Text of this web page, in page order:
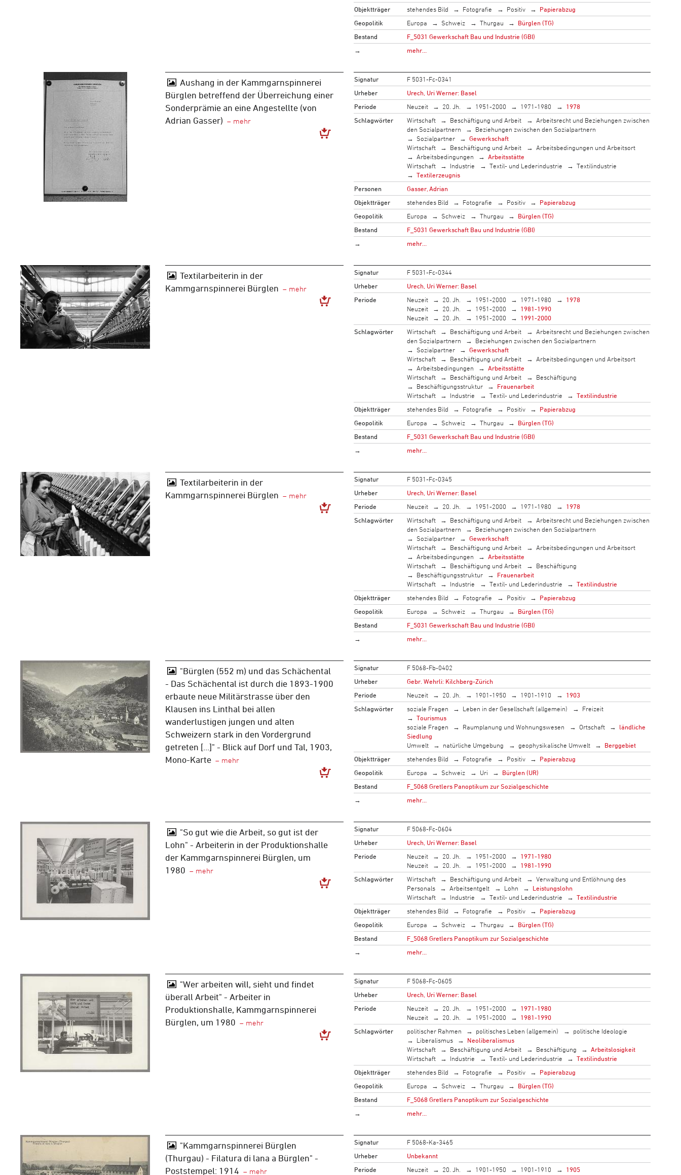
Objektträger
stehendes Bild Fotografie Positiv
Papierabzug
Geopolitik
Europa Schweiz Thurgau
Bürglen (TG)
Bestand
F_5031 Gewerkschaft Bau und Industrie (GBI)
→
mehr…
Aushang in der Kammgarnspinnerei
Bürglen betreffend der Überreichung einer
Sonderprämie an eine Angestellte (von
Adrian Gasser)
Signatur
F 5031-Fc-0341
Urheber
Urech, Uri Werner: Basel
Periode
Neuzeit 20. Jh. 1951-2000 1971-1980
1978
Schlagwörter
Wirtschaft Beschäftigung und Arbeit
Arbeitsrecht und Beziehungen zwischen
den Sozialpartnern
Beziehungen zwischen den Sozialpartnern
Sozialpartner
Gewerkschaft
Wirtschaft
Beschäftigung und Arbeit
Arbeitsbedingungen und Arbeitsort
Arbeitsbedingungen
Arbeitsstätte
Wirtschaft
Industrie Textil- und Lederindustrie
Textilindustrie
Textilerzeugnis
Personen
Gasser, Adrian
Objektträger
stehendes Bild Fotografie Positiv
Papierabzug
Geopolitik
Europa Schweiz Thurgau
Bürglen (TG)
Bestand
F_5031 Gewerkschaft Bau und Industrie (GBI)
→
mehr…
Textilarbeiterin in der
Kammgarnspinnerei Bürglen
Signatur
F 5031-Fc-0344
Urheber
Urech, Uri Werner: Basel
Periode
Neuzeit 20. Jh. 1951-2000 1971-1980
1978
Neuzeit
20. Jh. 1951-2000
1981-1990
Neuzeit
20. Jh. 1951-2000
1991-2000
Schlagwörter
Wirtschaft Beschäftigung und Arbeit
Arbeitsrecht und Beziehungen zwischen
den Sozialpartnern
Beziehungen zwischen den Sozialpartnern
Sozialpartner
Gewerkschaft
Wirtschaft
Beschäftigung und Arbeit
Arbeitsbedingungen und Arbeitsort
Arbeitsbedingungen
Arbeitsstätte
Wirtschaft
Beschäftigung und Arbeit
Beschäftigung
Beschäftigungsstruktur
Frauenarbeit
Wirtschaft
Industrie Textil- und Lederindustrie
Textilindustrie
Objektträger
stehendes Bild Fotografie Positiv
Papierabzug
Geopolitik
Europa Schweiz Thurgau
Bürglen (TG)
Bestand
F_5031 Gewerkschaft Bau und Industrie (GBI)
→
mehr…
Textilarbeiterin in der
Kammgarnspinnerei Bürglen
Signatur
F 5031-Fc-0345
Urheber
Urech, Uri Werner: Basel
Periode
Neuzeit 20. Jh. 1951-2000 1971-1980
1978
Schlagwörter
Wirtschaft Beschäftigung und Arbeit
Arbeitsrecht und Beziehungen zwischen
den Sozialpartnern
Beziehungen zwischen den Sozialpartnern
Sozialpartner
Gewerkschaft
Wirtschaft
Beschäftigung und Arbeit
Arbeitsbedingungen und Arbeitsort
Arbeitsbedingungen
Arbeitsstätte
Wirtschaft
Beschäftigung und Arbeit
Beschäftigung
Beschäftigungsstruktur
Frauenarbeit
Wirtschaft
Industrie Textil- und Lederindustrie
Textilindustrie
Objektträger
stehendes Bild Fotografie Positiv
Papierabzug
Geopolitik
Europa Schweiz Thurgau
Bürglen (TG)
Bestand
F_5031 Gewerkschaft Bau und Industrie (GBI)
→
mehr…
"Bürglen (552 m) und das Schächental
- Das Schächental ist durch die 1893-1900
erbaute neue Militärstrasse über den
Klausen ins Linthal bei allen
wanderlustigen jungen und alten
Schweizern stark in den Vordergrund
getreten [...]" - Blick auf Dorf und Tal, 1903,
Mono-Karte
Signatur
F 5068-Fb-0402
Urheber
Gebr. Wehrli: Kilchberg-Zürich
Periode
Neuzeit 20. Jh. 1901-1950 1901-1910
1903
Schlagwörter
soziale Fragen Leben in der Gesellschaft (allgemein)
Freizeit
Tourismus
soziale Fragen
Raumplanung und Wohnungswesen Ortschaft
ländliche
Siedlung
Umwelt
natürliche Umgebung geophysikalische Umwelt
Berggebiet
Objektträger
stehendes Bild Fotografie Positiv
Papierabzug
Geopolitik
Europa Schweiz Uri
Bürglen (UR)
Bestand
F_5068 Gretlers Panoptikum zur Sozialgeschichte
→
mehr…
"So gut wie die Arbeit, so gut ist der
Lohn" - Arbeiterin in der Produktionshalle
der Kammgarnspinnerei Bürglen, um
1980
Signatur
F 5068-Fc-0604
Urheber
Urech, Uri Werner: Basel
Periode
Neuzeit 20. Jh. 1951-2000
1971-1980
Neuzeit
20. Jh. 1951-2000
1981-1990
Schlagwörter
Wirtschaft Beschäftigung und Arbeit
Verwaltung und Entlöhnung des
Personals
Arbeitsentgelt Lohn
Leistungslohn
Wirtschaft
Industrie Textil- und Lederindustrie
Textilindustrie
Objektträger
stehendes Bild Fotografie Positiv
Papierabzug
Geopolitik
Europa Schweiz Thurgau
Bürglen (TG)
Bestand
F_5068 Gretlers Panoptikum zur Sozialgeschichte
→
mehr…
"Wer arbeiten will, sieht und findet
überall Arbeit" - Arbeiter in
Produktionshalle, Kammgarnspinnerei
Bürglen, um 1980
Signatur
F 5068-Fc-0605
Urheber
Urech, Uri Werner: Basel
Periode
Neuzeit 20. Jh. 1951-2000
1971-1980
Neuzeit
20. Jh. 1951-2000
1981-1990
Schlagwörter
politischer Rahmen politisches Leben (allgemein)
politische Ideologie
Liberalismus
Neoliberalismus
Wirtschaft
Beschäftigung und Arbeit Beschäftigung
Arbeitslosigkeit
Wirtschaft
Industrie Textil- und Lederindustrie
Textilindustrie
Objektträger
stehendes Bild Fotografie Positiv
Papierabzug
Geopolitik
Europa Schweiz Thurgau
Bürglen (TG)
Bestand
F_5068 Gretlers Panoptikum zur Sozialgeschichte
→
mehr…
"Kammgarnspinnerei Bürglen
(Thurgau) - Filatura di lana a Bürglen" -
Poststempel: 1914
Signatur
F 5068-Ka-3465
Urheber
Unbekannt
Periode
Neuzeit 20. Jh. 1901-1950 1901-1910
1905